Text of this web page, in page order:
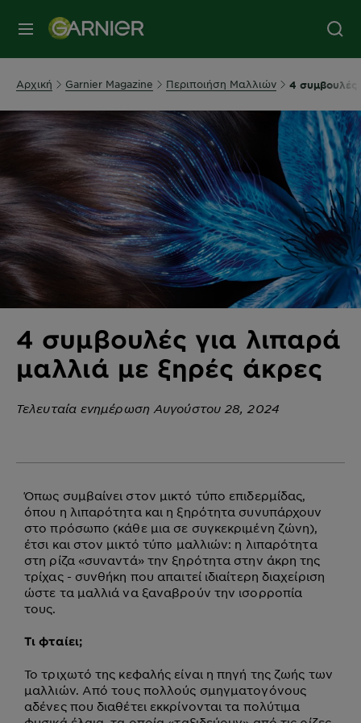
MENU
Αρχική Garnier Magazine Περιποιήση Μαλλιών 4 συμβουλές
4 συμβουλές για λιπαρά
μαλλιά με ξηρές άκρες
Τελευταία ενημέρωση Αυγούστου 28, 2024
Όπως συμβαίνει στον μικτό τύπο επιδερμίδας,
όπου η λιπαρότητα και η ξηρότητα συνυπάρχουν
στο πρόσωπο (κάθε μια σε συγκεκριμένη ζώνη),
έτσι και στον μικτό τύπο μαλλιών: η λιπαρότητα
στη ρίζα «συναντά» την ξηρότητα στην άκρη της
τρίχας - συνθήκη που απαιτεί ιδιαίτερη διαχείριση
ώστε τα μαλλιά να ξαναβρούν την ισορροπία
τους.
Τι φταίει;
Το τριχωτό της κεφαλής είναι η πηγή της ζωής των
μαλλιών. Από τους πολλούς σμηγματογόνους
αδένες που διαθέτει εκκρίνονται τα πολύτιμα